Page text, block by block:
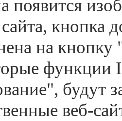
появится
кнопка
на
функции
будут
веб-